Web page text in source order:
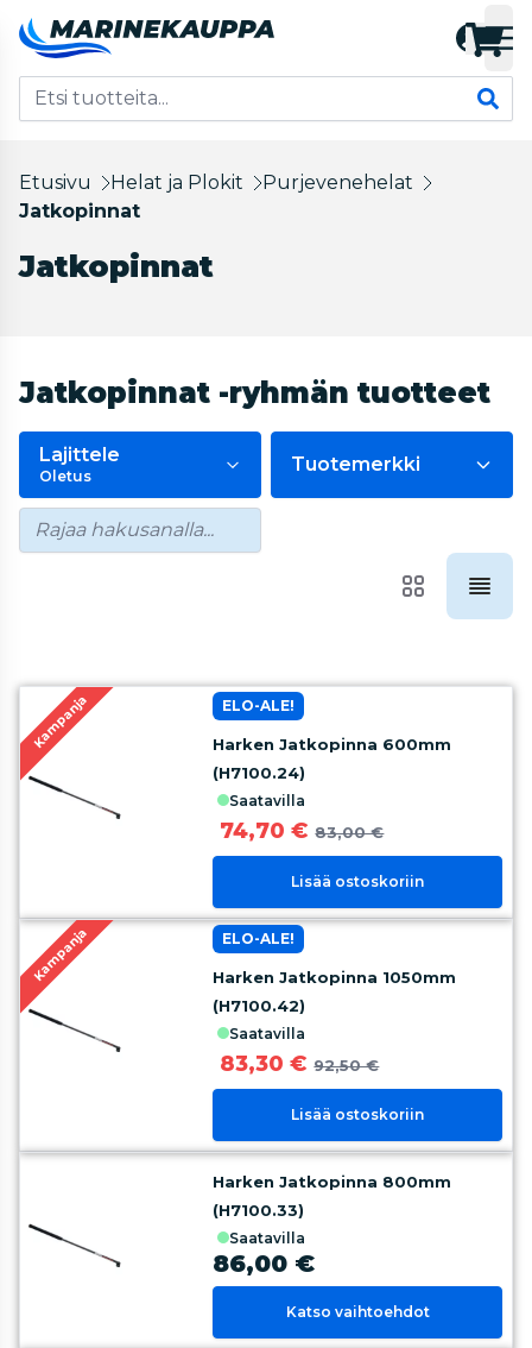
Etusivu Helat ja Plokit
Purjevenehelat
Jatkopinnat
Jatkopinnat
Jatkopinnat -ryhmän tuotteet
Lajittele
Oletus
Tuotemerkki
Kampanja ELO-ALE!
Harken Jatkopinna 600mm
(H7100.24)
saatavilla
74,70 € 83,00 €
Lisää ostoskoriin
Kampanja ELO-ALE!
Harken Jatkopinna 1050mm
(H7100.42)
saatavilla
83,30 € 92,50 €
Lisää ostoskoriin
Harken Jatkopinna 800mm
(H7100.33)
saatavilla
86,00 €
Katso vaihtoehdot